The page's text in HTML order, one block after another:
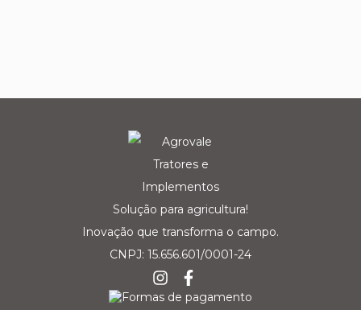
Solução para agricultura!
Inovação que transforma o campo.
CNPJ: 15.656.601/0001-24